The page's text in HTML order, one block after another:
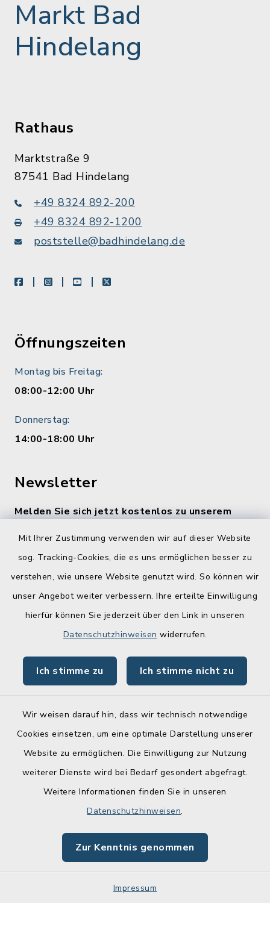
Mit Ihrer Zustimmung verwenden wir auf dieser Website
sog. Tracking-Cookies, die es uns ermöglichen besser zu
verstehen, wie unsere Website genutzt wird. So können wir
unser Angebot weiter verbessern. Ihre erteilte Einwilligung
hierfür können Sie jederzeit über den Link in unseren
Datenschutzhinweisen widerrufen.
Ich stimme zu Ich stimme nicht zu
Wir weisen darauf hin, dass wir technisch notwendige
Cookies einsetzen, um eine optimale Darstellung unserer
Website zu ermöglichen. Die Einwilligung zur Nutzung
weiterer Dienste wird bei Bedarf gesondert abgefragt.
Weitere Informationen finden Sie in unseren
Datenschutzhinweisen.
Zur Kenntnis genommen
Impressum
Markt Bad
Hindelang
Rathaus
Marktstraße 9
87541 Bad Hindelang
+49 8324 892-200
+49 8324 892-1200
poststelle@badhindelang.de
facebookinstagramyoutubeX
Öffnungszeiten
Montag bis Freitag:
08:00-12:00 Uhr
Donnerstag:
14:00-18:00 Uhr
Newsletter
Melden Sie sich jetzt kostenlos zu unserem
Quicklinks
Lebenslagen
Online-Service
Barrierefreiheit
Impressum
Sitemap